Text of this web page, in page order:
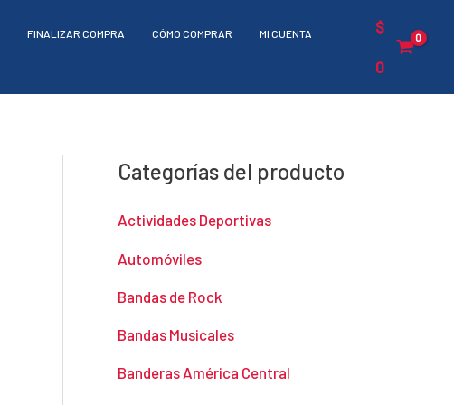
FINALIZAR COMPRA CÓMO COMPRAR MI CUENTA $
0
Categorías del producto
Actividades Deportivas
Automóviles
Bandas de Rock
Bandas Musicales
Banderas América Central